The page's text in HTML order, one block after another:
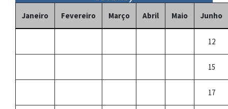
Janeiro Fevereiro Março Abril Maio Junho
12
15
17